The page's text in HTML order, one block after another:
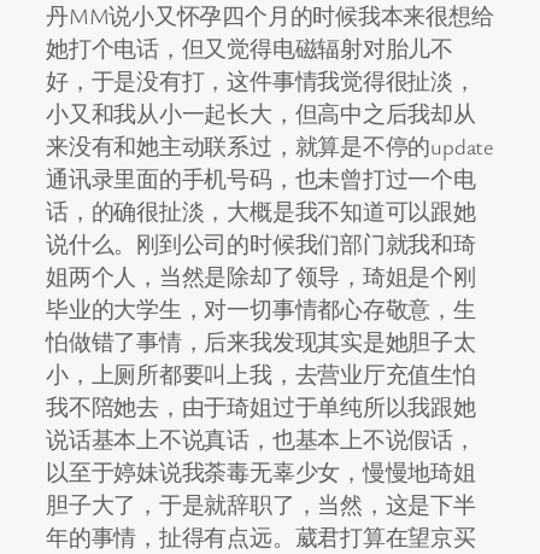
丹MM说小又怀孕四个月的时候我本来很想给
她打个电话，但又觉得电磁辐射对胎儿不
好，于是没有打，这件事情我觉得很扯淡，
小又和我从小一起长大，但高中之后我却从
来没有和她主动联系过，就算是不停的update
通讯录里面的手机号码，也未曾打过一个电
话，的确很扯淡，大概是我不知道可以跟她
说什么。刚到公司的时候我们部门就我和琦
姐两个人，当然是除却了领导，琦姐是个刚
毕业的大学生，对一切事情都心存敬意，生
怕做错了事情，后来我发现其实是她胆子太
小，上厕所都要叫上我，去营业厅充值生怕
我不陪她去，由于琦姐过于单纯所以我跟她
说话基本上不说真话，也基本上不说假话，
以至于婷妹说我荼毒无辜少女，慢慢地琦姐
胆子大了，于是就辞职了，当然，这是下半
年的事情，扯得有点远。葳君打算在望京买